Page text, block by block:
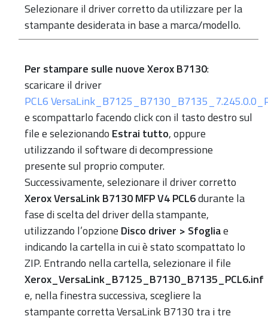
Selezionare il driver corretto da utilizzare per la
stampante desiderata in base a marca/modello.
Per stampare sulle nuove Xerox B7130:
scaricare il driver
PCL6
e scompattarlo facendo click con il tasto destro sul
file e selezionando Estrai tutto, oppure
utilizzando il software di decompressione
presente sul proprio computer.
Successivamente, selezionare il driver corretto
Xerox VersaLink B7130 MFP V4 PCL6durante la
fase di scelta del driver della stampante,
utilizzando l’opzione Disco driver > Sfogliae
indicando la cartella in cui è stato scompattato lo
ZIP. Entrando nella cartella, selezionare il file
Xerox_VersaLink_B7125_B7130_B7135_PCL6.inf
e, nella finestra successiva, scegliere la
stampante corretta VersaLink B7130 tra i tre